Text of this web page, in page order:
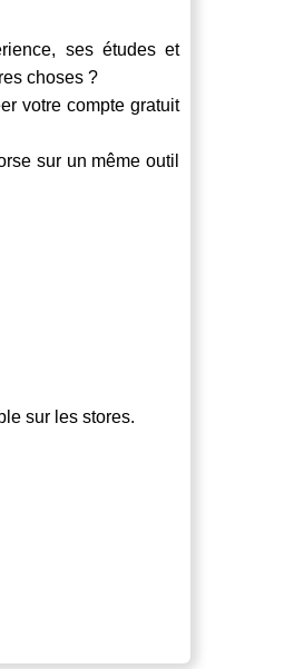
ses études et
choses ?
votre compte gratuit
sur un même outil
sur les stores.